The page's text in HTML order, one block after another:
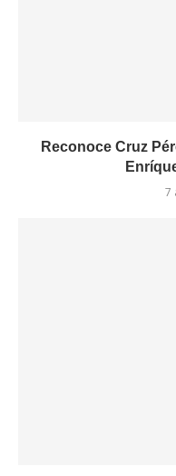
Reconoce Cruz
7